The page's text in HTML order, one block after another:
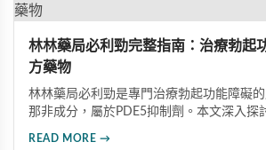
林林藥局必利勁完整指南：治療勃起
方藥物
林林藥局必利勁是專門治療勃起功能障礙
那非成分，屬於PDE5抑制劑。本文深入探
READ MORE →